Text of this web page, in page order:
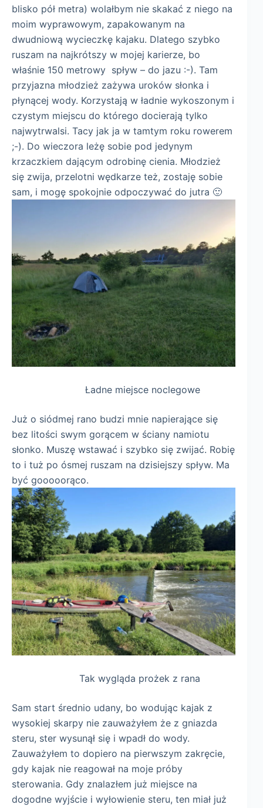
blisko pół metra) wolałbym nie skakać z niego na
moim wyprawowym, zapakowanym na
dwudniową wycieczkę kajaku. Dlatego szybko
ruszam na najkrótszy w mojej karierze, bo
właśnie 150 metrowy spływ – do jazu :-). Tam
przyjazna młodzież zażywa uroków słonka i
płynącej wody. Korzystają w ładnie wykoszonym i
czystym miejscu do którego docierają tylko
najwytrwalsi. Tacy jak ja w tamtym roku rowerem
;-). Do wieczora leżę sobie pod jedynym
krzaczkiem dającym odrobinę cienia. Młodzież
się zwija, przelotni wędkarze też, zostaję sobie
sam, i mogę spokojnie odpoczywać do jutra 🙂
Ładne miejsce noclegowe
Już o siódmej rano budzi mnie napierające się
bez litości swym gorącem w ściany namiotu
słonko. Muszę wstawać i szybko się zwijać. Robię
to i tuż po ósmej ruszam na dzisiejszy spływ. Ma
być gooooorąco.
Tak wygląda prożek z rana
Sam start średnio udany, bo wodując kajak z
wysokiej skarpy nie zauważyłem że z gniazda
steru, ster wysunął się i wpadł do wody.
Zauważyłem to dopiero na pierwszym zakręcie,
gdy kajak nie reagował na moje próby
sterowania. Gdy znalazłem już miejsce na
dogodne wyjście i wyłowienie steru, ten miał już